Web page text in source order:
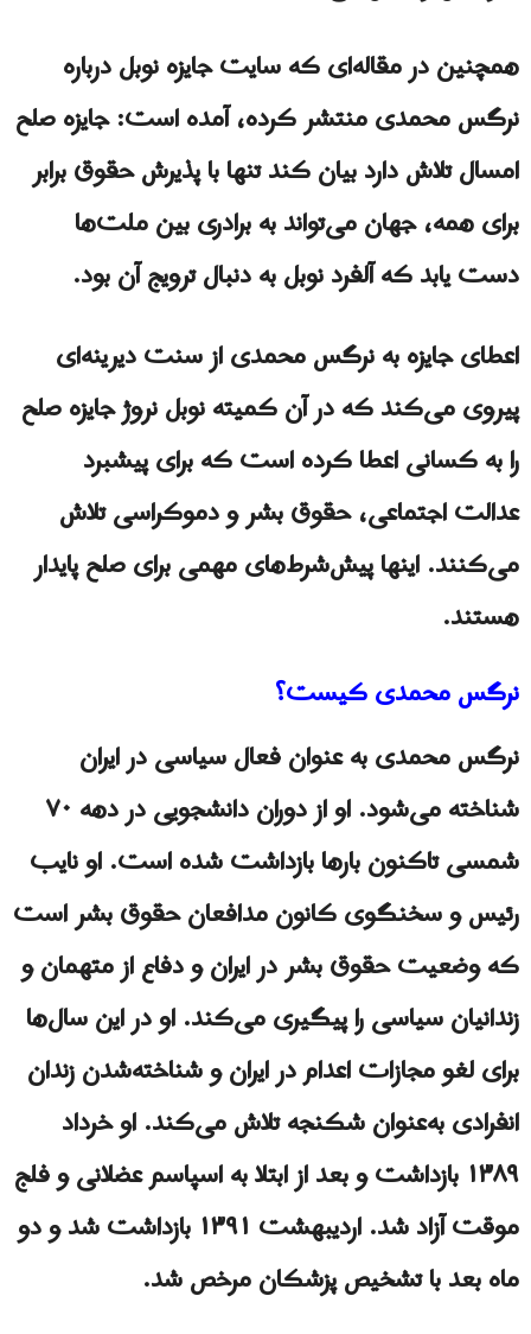
همچنین در مقاله‌ای که سایت جایزه نوبل درباره
نرگس محمدی منتشر کرده، آمده است: جایزه صلح
امسال تلاش دارد بیان کند تنها با پذیرش حقوق برابر
برای همه، جهان می‌تواند به برادری بین ملت‌ها
دست یابد که آلفرد نوبل به دنبال ترویج آن بود.
اعطای جایزه به نرگس محمدی از سنت دیرینه‌ای
پیروی می‌کند که در آن کمیته نوبل نروژ جایزه صلح
را به کسانی اعطا کرده است که برای پیشبرد
عدالت اجتماعی، حقوق بشر و دموکراسی تلاش
می‌کنند. اینها پیش‌شرط‌های مهمی برای صلح پایدار
هستند.
نرگس محمدی کیست؟
نرگس محمدی به‌ عنوان فعال سیاسی در ایران
شناخته می‌شود. او از دوران دانشجویی در دهه ۷۰
شمسی تاکنون بارها بازداشت شده است. او نایب‌
رئیس و سخنگوی کانون مدافعان حقوق بشر است
که وضعیت حقوق بشر در ایران و دفاع از متهمان و
زندانیان سیاسی را پیگیری می‌کند. او در این سال‌ها
برای لغو مجازات اعدام در ایران و شناخته‌شدن زندان
انفرادی به‌عنوان شکنجه تلاش می‌کند. او خرداد
۱۳۸۹ بازداشت و بعد از ابتلا به اسپاسم عضلانی و فلج
موقت آزاد شد. اردیبهشت ۱۳۹۱ بازداشت شد و دو
ماه بعد با تشخیص پزشکان مرخص شد.